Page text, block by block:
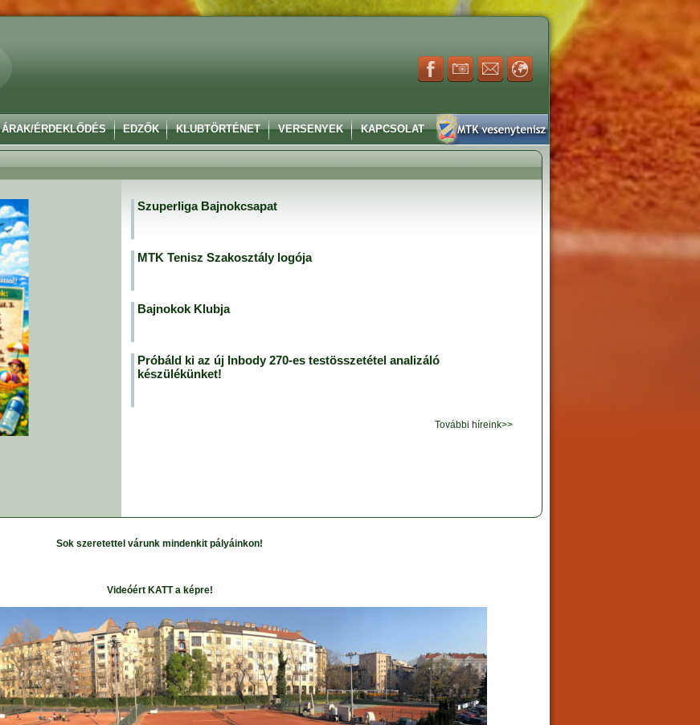
ÁRAK/ÉRDEKLŐDÉS EDZŐK KLUBTÖRTÉNET VERSENYEK KAPCSOLAT
Szuperliga Bajnokcsapat
MTK Tenisz Szakosztály logója
Bajnokok Klubja
Próbáld ki az új Inbody 270-es testösszetétel analizáló
készülékünket!
További híreink
Sok szeretettel várunk mindenkit pályáinkon!
Videóért KATT a képre!